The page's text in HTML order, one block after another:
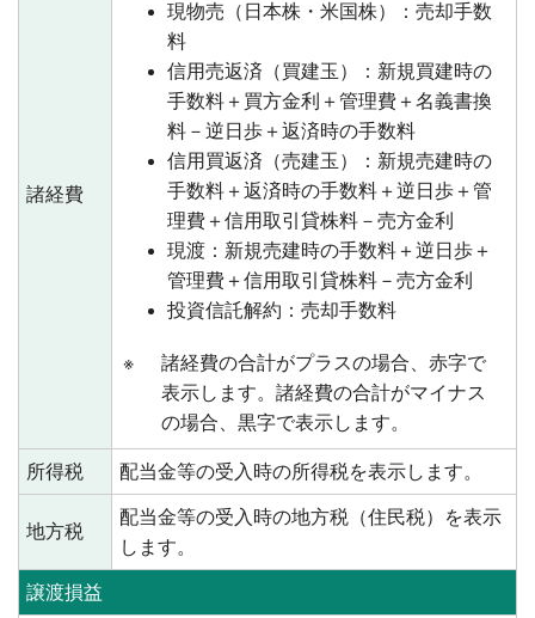
諸経費
現物売（日本株・米国株）：売却手数
料
信用売返済（買建玉）：新規買建時の
手数料＋買方金利＋管理費＋名義書換
料－逆日歩＋返済時の手数料
信用買返済（売建玉）：新規売建時の
手数料＋返済時の手数料＋逆日歩＋管
理費＋信用取引貸株料－売方金利
現渡：新規売建時の手数料＋逆日歩＋
管理費＋信用取引貸株料－売方金利
投資信託解約：売却手数料
※
諸経費の合計がプラスの場合、赤字で
表示します。諸経費の合計がマイナス
の場合、黒字で表示します。
所得税 配当金等の受入時の所得税を表示します。
地方税
配当金等の受入時の地方税（住民税）を表示
します。
譲渡損益